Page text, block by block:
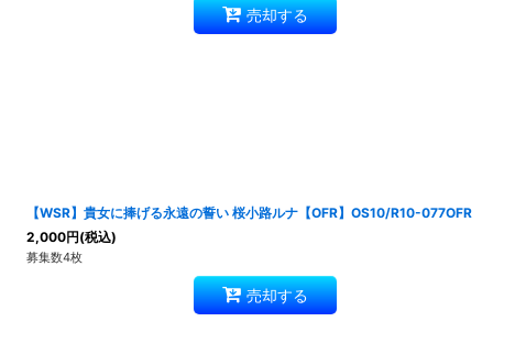
売却する
【WSR】貴女に捧げる永遠の誓い 桜小路ルナ【OFR】OS10/R10-077OFR
2,000円(税込)
募集数4枚
売却する